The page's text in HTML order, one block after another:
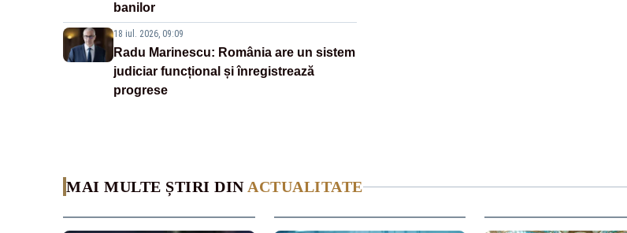
banilor
18 iul. 2026, 09:09
Radu Marinescu: România are un sistem
judiciar funcțional și înregistrează
progrese
MAI MULTE ȘTIRI DIN ACTUALITATE